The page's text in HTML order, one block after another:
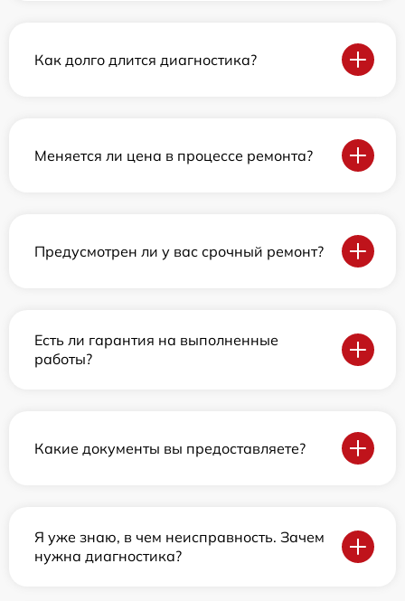
Как долго длится диагностика?
Меняется ли цена в процессе ремонта?
Предусмотрен ли у вас срочный ремонт?
Есть ли гарантия на выполненные
работы?
Какие документы вы предоставляете?
Я уже знаю, в чем неисправность. Зачем
нужна диагностика?